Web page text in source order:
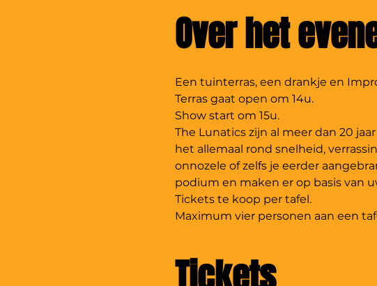
Over het
Een tuinterras, een drankje en
Terras gaat open om 14u.
Show start om 15u.
The Lunatics zijn al meer dan 20
het allemaal rond snelheid,
onnozele of zelfs je eerder
podium en maken er op basis van
Tickets te koop per tafel.
Maximum vier personen aan een